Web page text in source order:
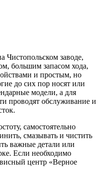
Чистопольском заводе,
большим запасом хода,
и простым, но
до сих пор носят или
модели, а для
проводят обслуживание и
самостоятельно
смазывать и чистить
важные детали или
Если необходимо
центр «Верное